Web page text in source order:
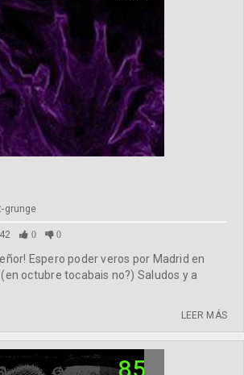
grunge
0 0
Espero poder veros por Madrid en
octubre tocabais no?) Saludos y a
LEER MÁS
85